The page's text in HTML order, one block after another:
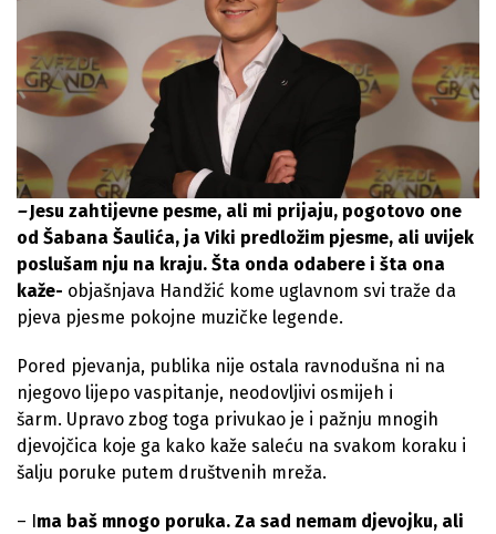
–Jesu zahtijevne pesme, ali mi prijaju, pogotovo one
od Šabana Šaulića, ja Viki predložim pjesme, ali uvijek
poslušam nju na kraju. Šta onda odabere i šta ona
kaže- objašnjava Handžić kome uglavnom svi traže da
pjeva pjesme pokojne muzičke legende.
Pored pjevanja, publika nije ostala ravnodušna ni na
njegovo lijepo vaspitanje, neodovljivi osmijeh i
šarm. Upravo zbog toga privukao je i pažnju mnogih
djevojčica koje ga kako kaže saleću na svakom koraku i
šalju poruke putem društvenih mreža.
– I ma baš mnogo poruka. Za sad nemam djevojku, ali